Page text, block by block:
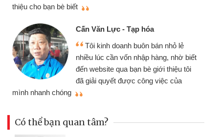
thiệu cho bạn bè biết
Cấn Văn Lực - Tạp hóa
Tôi kinh doanh buôn bán nhỏ lẻ
nhiều lúc cần vốn nhập hàng, nhờ biết
đến website qua bạn bè giới thiệu tôi
đã giải quyết được công việc của
mình nhanh chóng
Có thể bạn quan tâm?